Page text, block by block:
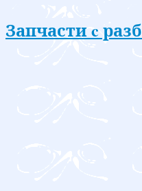
Запчасти c